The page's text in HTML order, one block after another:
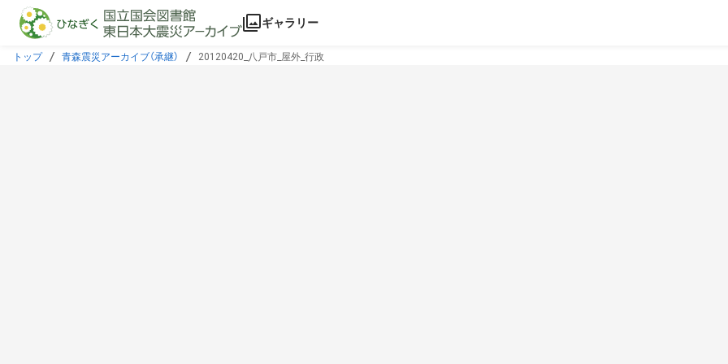
本文に飛ぶ
ギャラリー
トップ 青森震災アーカイブ（承継） 20120420_八戸市_屋外_行政